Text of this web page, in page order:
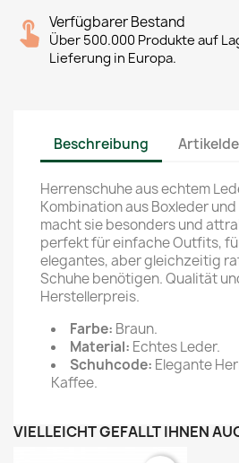
Verfügbarer Bestand
Über 500.000 Produkte auf
Lieferung in Europa.
Beschreibung
Herrenschuhe aus echtem
Kombination aus Boxleder
macht sie besonders und
perfekt für einfache Outfits,
elegantes, aber gleichzeitig
Schuhe benötigen. Qualität
Herstellerpreis.
Farbe: Braun.
Material: Echtes Leder.
Schuhcode: Elegante
Kaffee.
VIELLEICHT GEFÄLLT IHNEN